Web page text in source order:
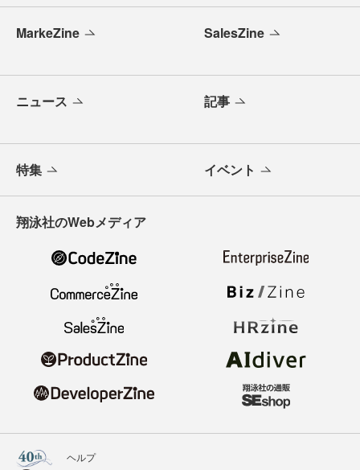
MarkeZine SalesZine
ニュース 記事
特集 イベント
翔泳社のWebメディア
ヘルプ